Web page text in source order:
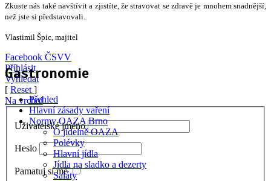
Zkuste nás také navštívit a zjistíte, že stravovat se zdravě je mnohem snadnější,
než jste si představovali.
Vlastimil Špic, majitel
Gastronomie
Přehled
Hlavní zásady vaření
Normy OAZA Brno
O jídelně OAZA
Polévky
Hlavní jídla
Jídla na sladko a dezerty
Saláty
Facebook ČSVV
Příhlásit
Vyhledat
[ Reset ]
Na vrchol
Uživatelské jméno
Heslo
Pamatuj si mě